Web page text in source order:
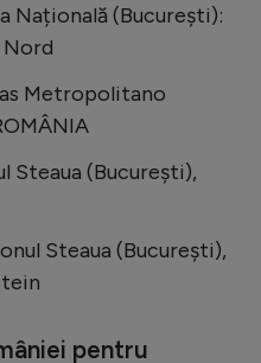
Națională (București):
Nord
Metropolitano
Steaua (București),
Steaua (București),
pentru